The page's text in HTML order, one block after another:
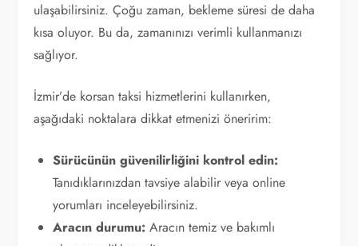
ulaşabilirsiniz. Çoğu zaman, bekleme süresi de daha
kısa oluyor. Bu da, zamanınızı verimli kullanmanızı
sağlıyor.
İzmir’de korsan taksi hizmetlerini kullanırken,
aşağıdaki noktalara dikkat etmenizi öneririm:
Sürücünün güvenilirliğini kontrol edin:
Tanıdıklarınızdan tavsiye alabilir veya online
yorumları inceleyebilirsiniz.
Aracın durumu: Aracın temiz ve bakımlı